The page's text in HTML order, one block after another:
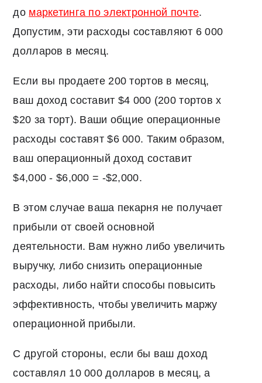
до маркетинга по электронной почте.
Допустим, эти расходы составляют 6 000
долларов в месяц.
Если вы продаете 200 тортов в месяц,
ваш доход составит $4 000 (200 тортов x
$20 за торт). Ваши общие операционные
расходы составят $6 000. Таким образом,
ваш операционный доход составит
$4,000 - $6,000 = -$2,000.
В этом случае ваша пекарня не получает
прибыли от своей основной
деятельности. Вам нужно либо увеличить
выручку, либо снизить операционные
расходы, либо найти способы повысить
эффективность, чтобы увеличить маржу
операционной прибыли.
С другой стороны, если бы ваш доход
составлял 10 000 долларов в месяц, а